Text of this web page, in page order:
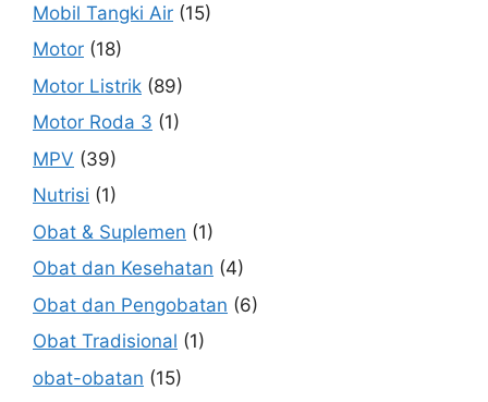
Mobil Tangki Air (15)
Motor (18)
Motor Listrik (89)
Motor Roda 3 (1)
MPV (39)
Nutrisi (1)
Obat & Suplemen (1)
Obat dan Kesehatan (4)
Obat dan Pengobatan (6)
Obat Tradisional (1)
obat-obatan (15)